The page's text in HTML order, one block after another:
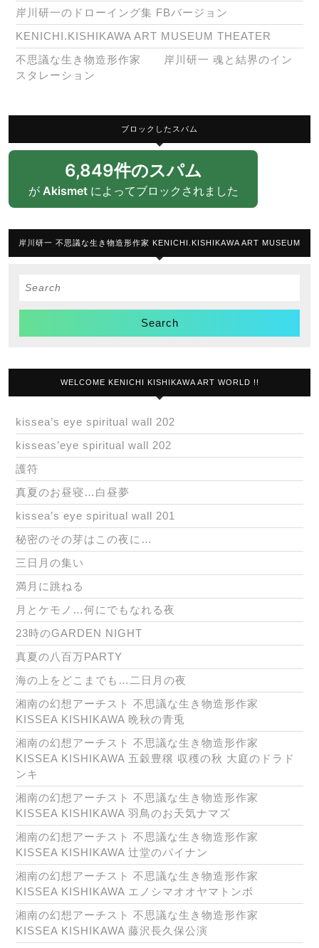
岸川研一のドローイング集 FBバージョン
KENICHI.KISHIKAWA ART MUSEUM THEATER
不思議な生き物造形作家 岸川研一 魂と結界のイン
スタレーション
ブロックしたスパム
6,849件のスパム
が Akismetによってブロックされました
岸川研一 不思議な生き物造形作家 KENICHI.KISHIKAWA ART MUSEUM
Search
WELCOME KENICHI KISHIKAWA ART WORLD !!
kissea’s eye spiritual wall 202
kisseas’eye spiritual wall 202
護符
真夏のお昼寝…白昼夢
kissea’s eye spiritual wall 201
秘密のその芽はこの夜に…
三日月の集い
満月に跳ねる
月とケモノ…何にでもなれる夜
23時のGARDEN NIGHT
真夏の八百万PARTY
海の上をどこまでも…二日月の夜
湘南の幻想アーチスト 不思議な生き物造形作家
KISSEA KISHIKAWA 晩秋の青兎
湘南の幻想アーチスト 不思議な生き物造形作家
KISSEA KISHIKAWA 五穀豊穣 収穫の秋 大庭のドラド
ンキ
湘南の幻想アーチスト 不思議な生き物造形作家
KISSEA KISHIKAWA 羽鳥のお天気ナマズ
湘南の幻想アーチスト 不思議な生き物造形作家
KISSEA KISHIKAWA 辻堂のパイナン
湘南の幻想アーチスト 不思議な生き物造形作家
KISSEA KISHIKAWA エノシマオオヤマトンボ
湘南の幻想アーチスト 不思議な生き物造形作家
KISSEA KISHIKAWA 藤沢長久保公演